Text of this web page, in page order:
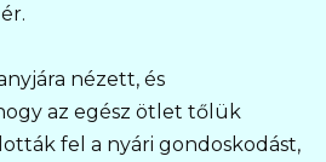
nézett, és
az egész ötlet tőlük
fel a nyári gondoskodást,